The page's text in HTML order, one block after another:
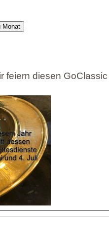
Monat
feiern diesen